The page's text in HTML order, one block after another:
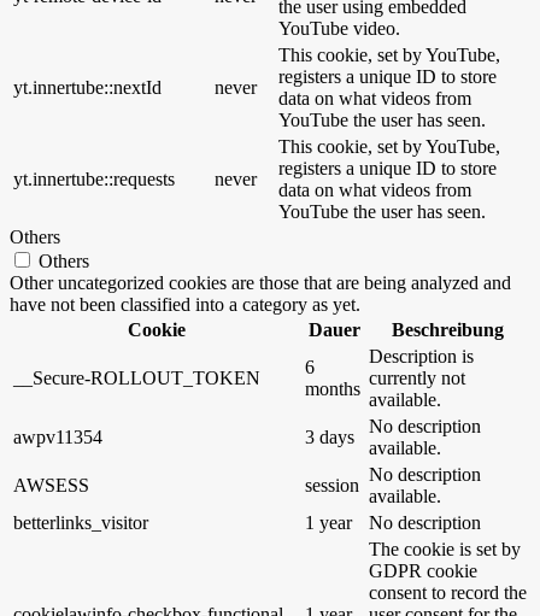
the user using embedded
YouTube video.
yt.innertube::nextId never
This cookie, set by YouTube,
registers a unique ID to store
data on what videos from
YouTube the user has seen.
yt.innertube::requests never
This cookie, set by YouTube,
registers a unique ID to store
data on what videos from
YouTube the user has seen.
Others
Others
Other uncategorized cookies are those that are being analyzed and
have not been classified into a category as yet.
Cookie
Dauer Beschreibung
__Secure-ROLLOUT_TOKEN
6
months
Description is
currently not
available.
awpv11354
3 days
No description
available.
AWSESS
session
No description
available.
betterlinks_visitor
1 year No description
The cookie is set by
GDPR cookie
consent to record the